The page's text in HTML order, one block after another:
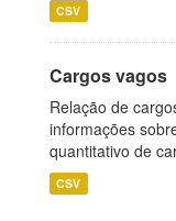
CSV
Cargos vagos
Relação de
informações
quantitativo de
CSV